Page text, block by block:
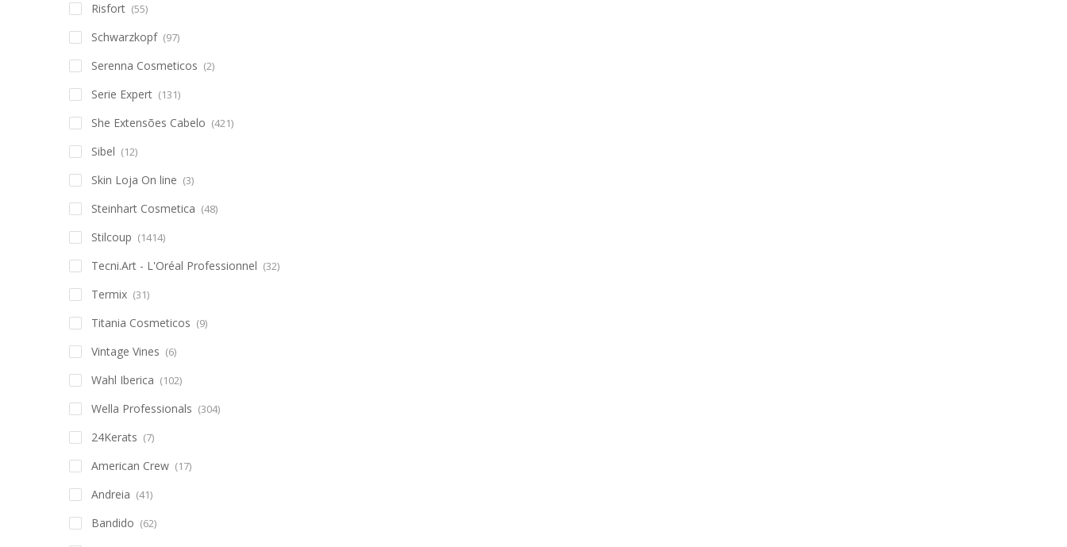
Risfort (55)
Schwarzkopf (97)
Serenna Cosmeticos (2)
Serie Expert (131)
She Extensões Cabelo (421)
Sibel (12)
Skin Loja On line (3)
Steinhart Cosmetica (48)
Stilcoup (1414)
Tecni.Art - L'Oréal Professionnel (32)
Termix (31)
Titania Cosmeticos (9)
Vintage Vines (6)
Wahl Iberica (102)
Wella Professionals (304)
24Kerats (7)
American Crew (17)
Andreia (41)
Bandido (62)